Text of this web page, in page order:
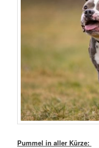
Pummel in aller Kürze: